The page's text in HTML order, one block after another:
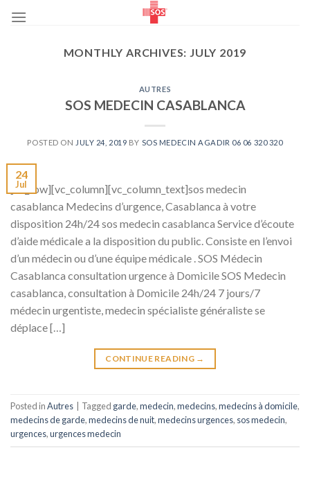
MONTHLY ARCHIVES: JULY 2019
AUTRES
SOS MEDECIN CASABLANCA
POSTED ON JULY 24, 2019 BY SOS MEDECIN AGADIR 06 06 320 320
24
Jul
[vc_row][vc_column][vc_column_text]sos medecin
casablanca Medecins d’urgence, Casablanca à votre
disposition 24h/24 sos medecin casablanca Service d’écoute
d’aide médicale a la disposition du public. Consiste en l’envoi
d’un médecin ou d’une équipe médicale . SOS Médecin
Casablanca consultation urgence à Domicile SOS Medecin
casablanca, consultation à Domicile 24h/24 7 jours/7
médecin urgentiste, medecin spécialiste généraliste se
déplace […]
CONTINUE READING →
Posted inAutres Tagged garde,medecin,medecins,medecins à domicile,
medecins de garde,medecins de nuit,medecins urgences, sos medecin,
urgences,urgences medecin